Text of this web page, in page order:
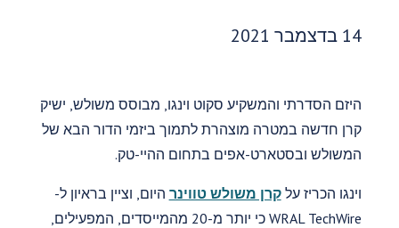
תאריך פרסום:
14 בדצמבר 2021
היזם הסדרתי והמשקיע סקוט וינגו, מבוסס משולש, ישיק
קרן חדשה במטרה מוצהרת לתמוך ביזמי הדור הבא של
המשולש ובסטארט-אפים בתחום ההיי-טק.
וינגו הכריז עלקרן משולש טווינר היום, וציין בראיון ל-
WRAL TechWire כי יותר מ-20 מהמייסדים, המפעילים,